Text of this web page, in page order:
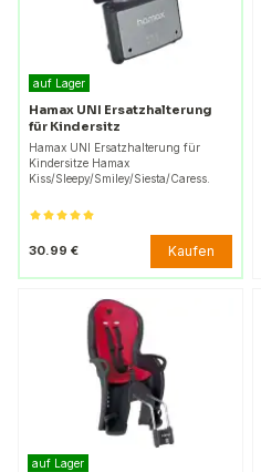
auf Lager
Hamax UNI Ersatzhalterung
für Kindersitz
Hamax UNI Ersatzhalterung für
Kindersitze Hamax
Kiss/Sleepy/Smiley/Siesta/Caress.
30.99 € Kaufen
auf Lager